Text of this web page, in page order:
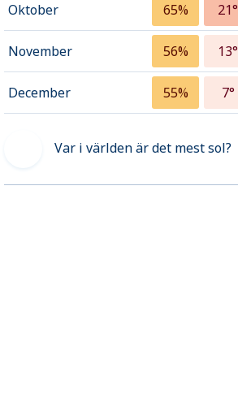
Oktober 65% 21°
November 56% 13°
December 55% 7°
Var i världen är det mest sol?